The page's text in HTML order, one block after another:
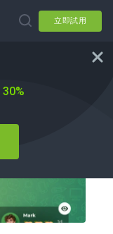
立即試用
30%